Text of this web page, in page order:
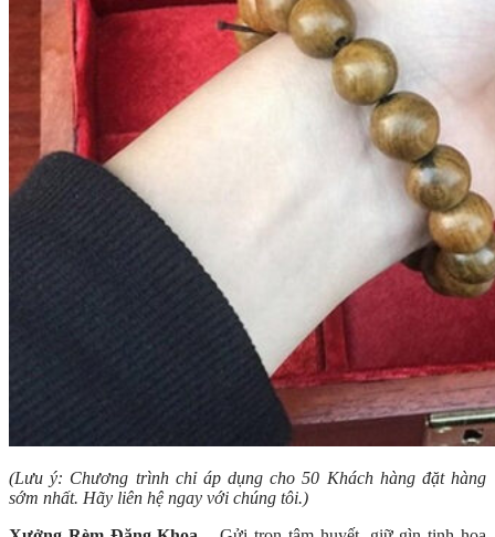
(Lưu ý: Chương trình chỉ áp dụng cho 50 Khách hàng đặt hàng
sớm nhất. Hãy liên hệ ngay với chúng tôi.)